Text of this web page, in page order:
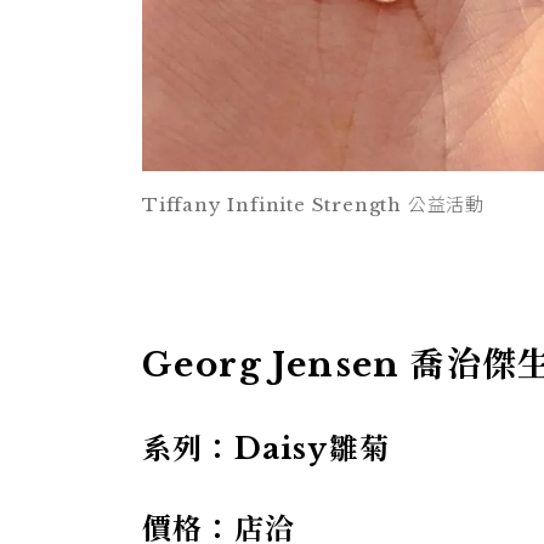
Tiffany Infinite Strength 公益活動
Georg Jensen 喬治傑
系列：Daisy雛菊
價格：店洽